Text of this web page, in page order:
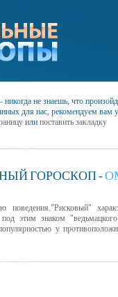
не знаешь, что
для нас, рекомендуем вам
или поставить закладку
ГОРОСКОП-
поведения."Рисковый"
этим знаком
у